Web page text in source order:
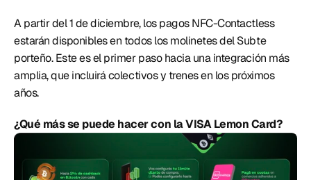
A partir del 1 de diciembre, los pagos NFC-Contactless
estarán disponibles en todos los molinetes del Subte
porteño. Este es el primer paso hacia una integración más
amplia, que incluirá colectivos y trenes en los próximos
años.
¿Qué más se puede hacer con la VISA Lemon Card?